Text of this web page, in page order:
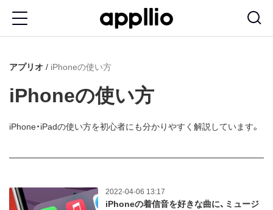
動
アプリオ iPhoneの使い方
iPhoneの使い方
iPhone・iPadの使い方を初心者にも分かりやすく解説しています。
2022-04-06 13:17
iPhoneの着信音を好きな曲に、ミュージ